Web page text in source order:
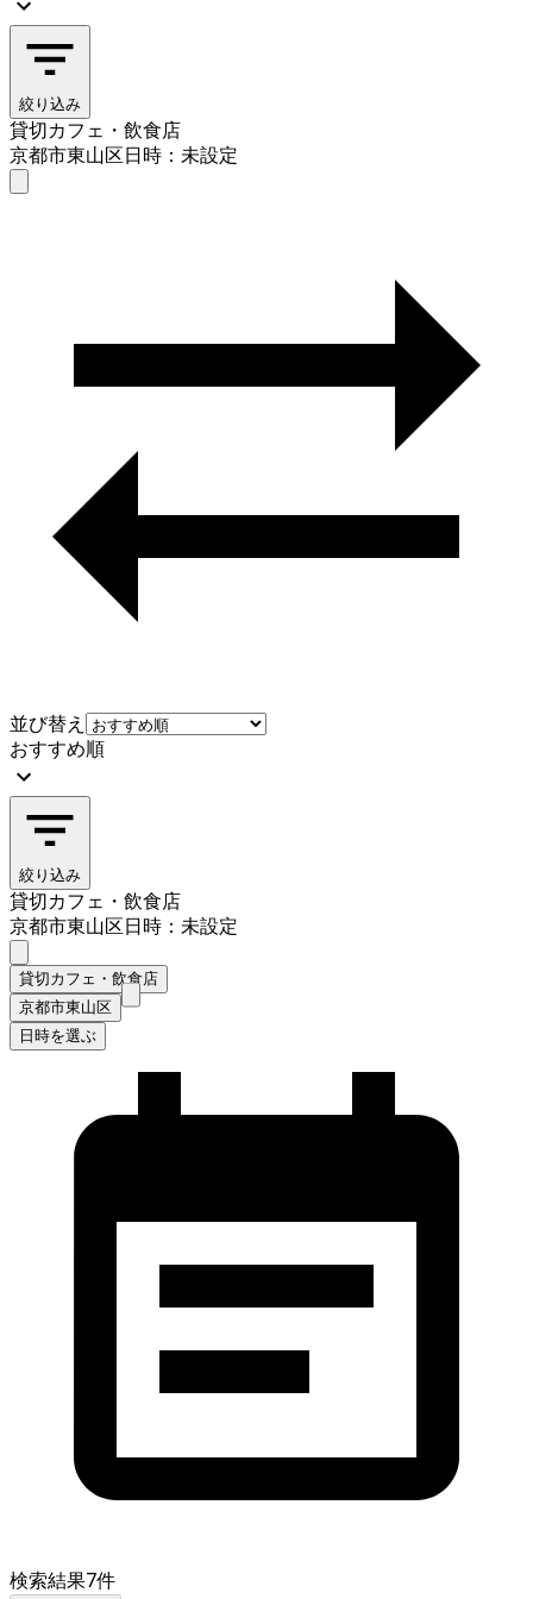
絞り込み
貸切カフェ・飲食店
京都市東山区日時：未設定
並び替え
おすすめ順
絞り込み
貸切カフェ・飲食店
京都市東山区日時：未設定
貸切カフェ・飲食店
京都市東山区
日時を選ぶ
検索結果7件